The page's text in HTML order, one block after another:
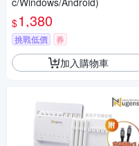
$1,380
挑戰低價 券
加入購物車